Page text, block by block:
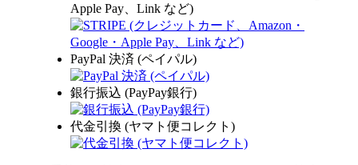
Apple Pay、Link など)
PayPal 決済 (ペイパル)
銀行振込 (PayPay銀行)
代金引換 (ヤマト便コレクト)